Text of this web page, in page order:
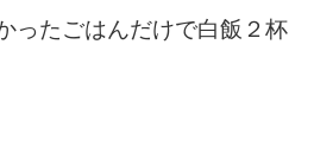
ったごはんだけで白飯２杯